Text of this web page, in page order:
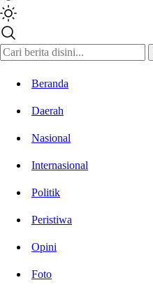
Beranda
Daerah
Nasional
Internasional
Politik
Peristiwa
Opini
Foto